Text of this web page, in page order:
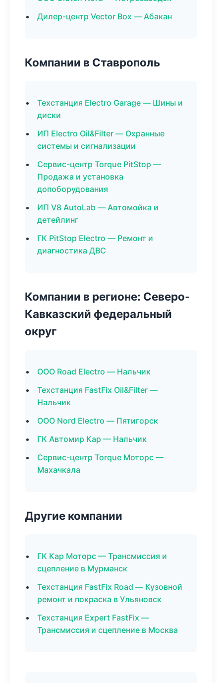
Дилер-центр Vector Box — Абакан
Компании в Ставрополь
Техстанция Electro Garage — Шины и
диски
ИП Electro Oil&Filter — Охранные
системы и сигнализации
Сервис-центр Torque PitStop —
Продажа и установка
допоборудования
ИП V8 AutoLab — Автомойка и
детейлинг
ГК PitStop Electro — Ремонт и
диагностика ДВС
Компании в регионе: Северо-
Кавказский федеральный
округ
ООО Road Electro — Нальчик
Техстанция FastFix Oil&Filter —
Нальчик
ООО Nord Electro — Пятигорск
ГК Автомир Кар — Нальчик
Сервис-центр Torque Моторс —
Махачкала
Другие компании
ГК Кар Моторс — Трансмиссия и
сцепление в Мурманск
Техстанция FastFix Road — Кузовной
ремонт и покраска в Ульяновск
Техстанция Expert FastFix —
Трансмиссия и сцепление в Москва